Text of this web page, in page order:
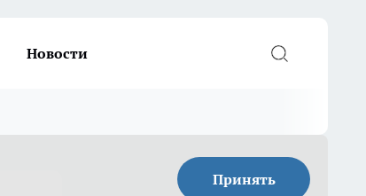
Новости
Принять